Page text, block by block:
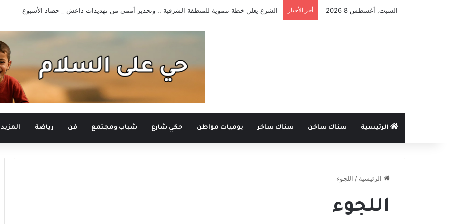
السبت, أغسطس 8 2026 أخر الأخبار الشرع يعلن خطة تنموية للمنطقة الشرقية .. وتحذير أممي من تهديدات داعش _ حصاد الأسبوع
الرئيسية سناك ساخن سناك ساخر يوميات مواطن حكي شارع شباب ومجتمع فن رياضة المزيد
الرئيسية / اللجوء
اللجوء